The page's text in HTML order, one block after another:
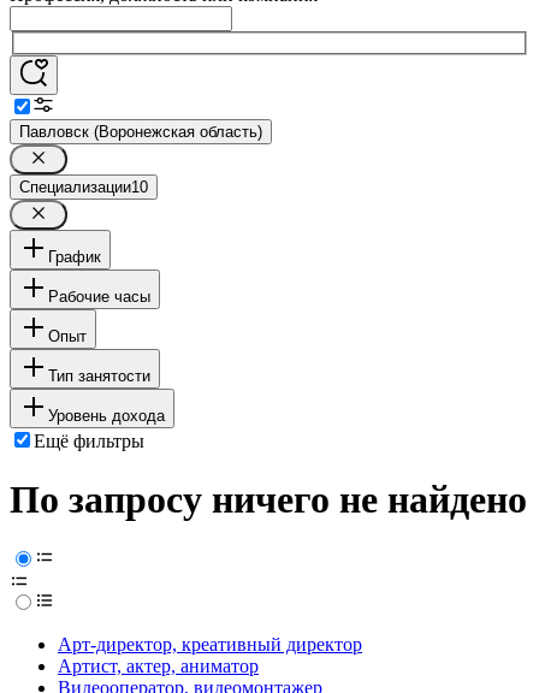
Павловск (Воронежская область)
Специализации10
График
Рабочие часы
Опыт
Тип занятости
Уровень дохода
Ещё фильтры
По запросу ничего не найдено
Арт-директор, креативный директор
Артист, актер, аниматор
Видеооператор, видеомонтажер